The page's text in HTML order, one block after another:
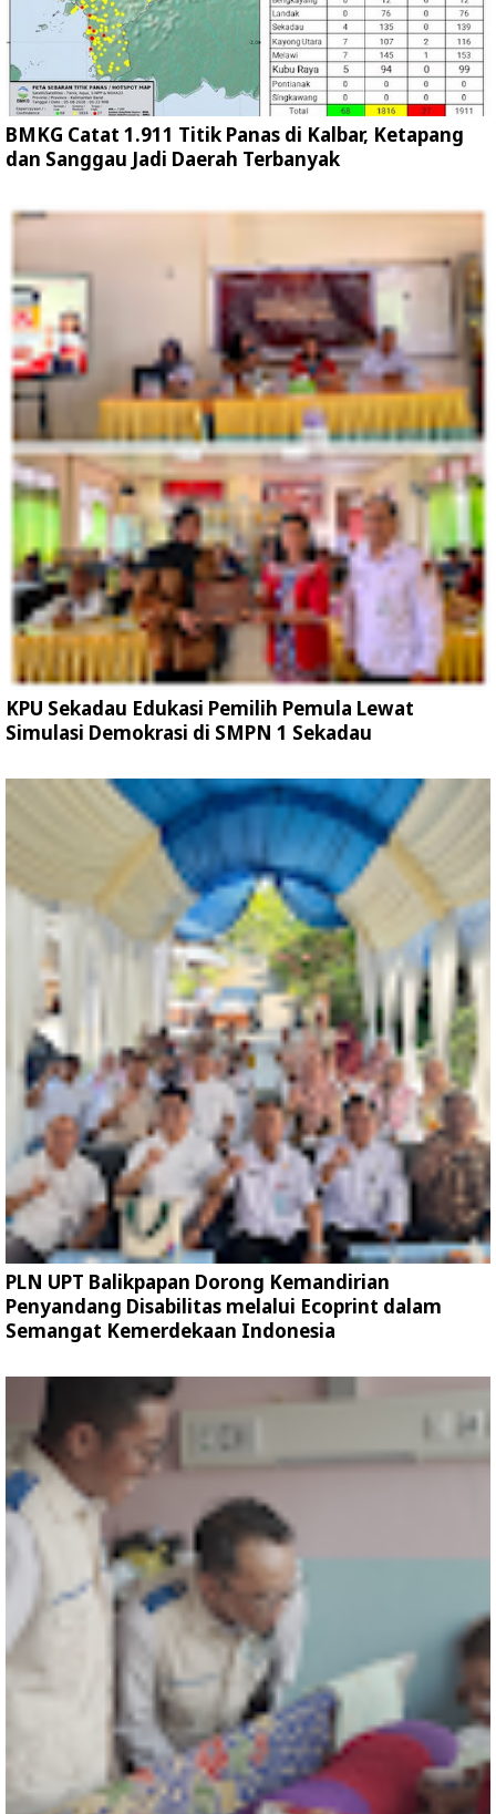
BMKG Catat 1.911 Titik Panas di Kalbar, Ketapang
dan Sanggau Jadi Daerah Terbanyak
KPU Sekadau Edukasi Pemilih Pemula Lewat
Simulasi Demokrasi di SMPN 1 Sekadau
PLN UPT Balikpapan Dorong Kemandirian
Penyandang Disabilitas melalui Ecoprint dalam
Semangat Kemerdekaan Indonesia